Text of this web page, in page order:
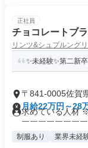
正社員
チョコレートブ
リンツ&シュプルング
✨未経験✨第二新
〒841-0005佐賀
月給22万円～28
求めている人材
￣￣￣￣￣￣￣￣
制服あり 業界未経